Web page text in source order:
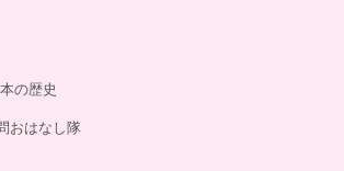
の歴史
おはなし隊